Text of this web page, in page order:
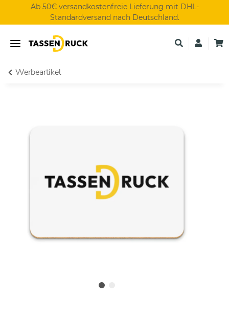
Ab 50€ versandkostenfreie Lieferung mit DHL-
Standardversand nach Deutschland.
Werbeartikel